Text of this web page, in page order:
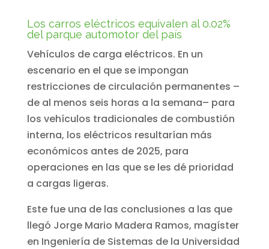
Los carros eléctricos equivalen al 0.02%
del parque automotor del país
Vehículos de carga eléctricos. En un
escenario en el que se impongan
restricciones de circulación permanentes –
de al menos seis horas a la semana– para
los vehículos tradicionales de combustión
interna, los eléctricos resultarían más
económicos antes de 2025, para
operaciones en las que se les dé prioridad
a cargas ligeras.
Este fue una de las conclusiones a las que
llegó Jorge Mario Madera Ramos, magíster
en Ingeniería de Sistemas de la Universidad